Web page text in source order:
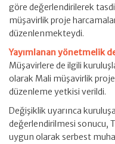
göre değerlendirilerek
müşavirlik proje
düzenlenmekteydi.
Yayımlanan yönetmelik
Müşavirlere de ilgili
olarak Mali müşavirlik
düzenleme yetkisi verildi.
Değişiklik uyarınca
değerlendirilmesi sonucu,
uygun olarak serbest